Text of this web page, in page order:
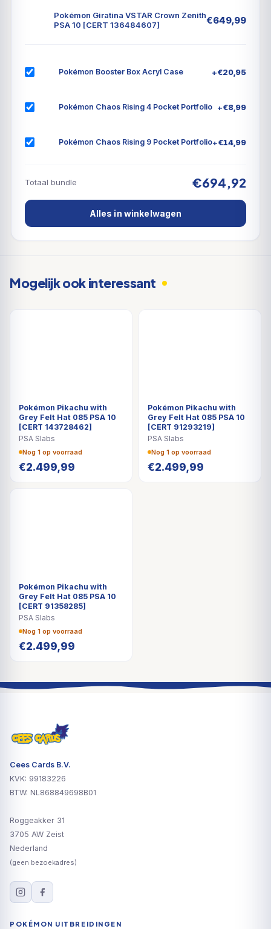
Pokémon Giratina VSTAR Crown Zenith
PSA 10 [CERT 136484607]
€649,99
Pokémon Booster Box Acryl Case +€20,95
Pokémon Chaos Rising 4 Pocket Portfolio +€8,99
Pokémon Chaos Rising 9 Pocket Portfolio+€14,99
Totaal bundle €694,92
Alles in winkelwagen
Mogelijk ook interessant
Pokémon Pikachu with
Grey Felt Hat 085 PSA 10
[CERT 143728462]
PSA Slabs
Nog 1 op voorraad
€2.499,99
Pokémon Pikachu with
Grey Felt Hat 085 PSA 10
[CERT 91293219]
PSA Slabs
Nog 1 op voorraad
€2.499,99
Pokémon Pikachu with
Grey Felt Hat 085 PSA 10
[CERT 91358285]
PSA Slabs
Nog 1 op voorraad
€2.499,99
Cees Cards B.V.
KVK: 99183226
BTW: NL868849698B01
Roggeakker 31
3705 AW Zeist
Nederland
(geen bezoekadres)
POKÉMON UITBREIDINGEN